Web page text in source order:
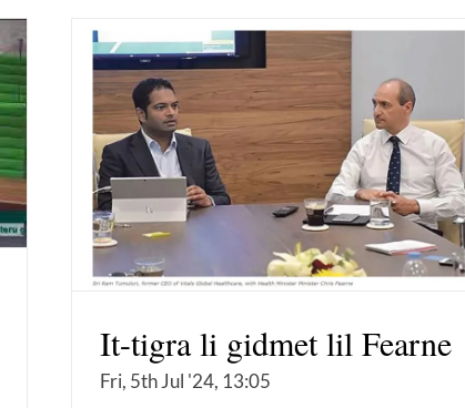
It-tigra li gidmet lil Fearne
Fri, 5th Jul '24, 13:05